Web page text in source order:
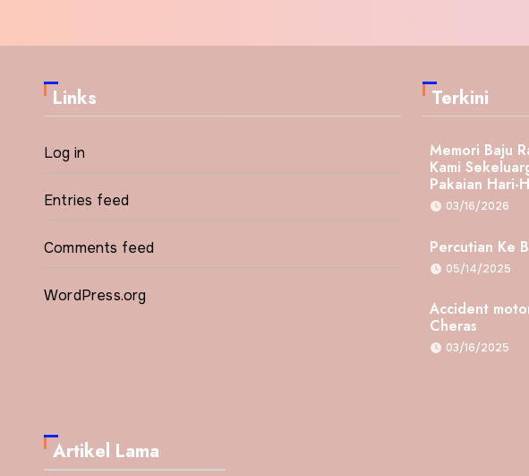
Links
Log in
Entries feed
Comments feed
WordPress.org
Terkini
Memori Baju
Kami
Pakaian Hari-
03/16/2026
Percutian Ke
05/14/2025
Accident
Cheras
03/16/2025
Artikel Lama